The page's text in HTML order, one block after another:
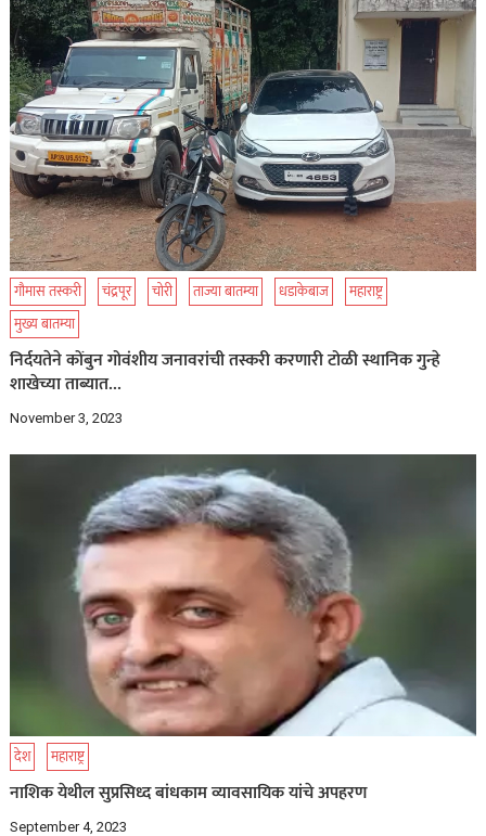
गौमास तस्करी चंद्रपूर चोरी ताज्या बातम्या धडाकेबाज
महाराष्ट्र
मुख्य बातम्या
निर्दयतेने कोंबुन गोवंशीय जनावरांची तस्करी करणारी टोळी स्थानिक गुन्हे
शाखेच्या ताब्यात…
November 3, 2023
देश महाराष्ट्र
नाशिक येथील सुप्रसिध्द बांधकाम व्यावसायिक यांचे अपहरण
September 4, 2023